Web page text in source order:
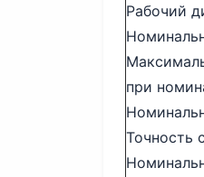
Рабочий
при
Точность